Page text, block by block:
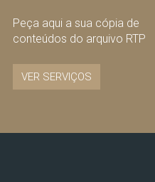
Peça aqui a sua cópia de
conteúdos do arquivo RTP
VER SERVIÇOS